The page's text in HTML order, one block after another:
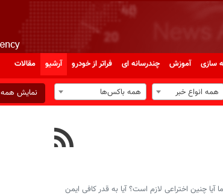
سازی آموزش چندرسانه ای فراتر از خودرو آرشیو مقالات
همه انواع خبر همه باکس‌ها نمایش همه
چنین اختراعی لازم است؟ آیا به قدر کافی ایمن